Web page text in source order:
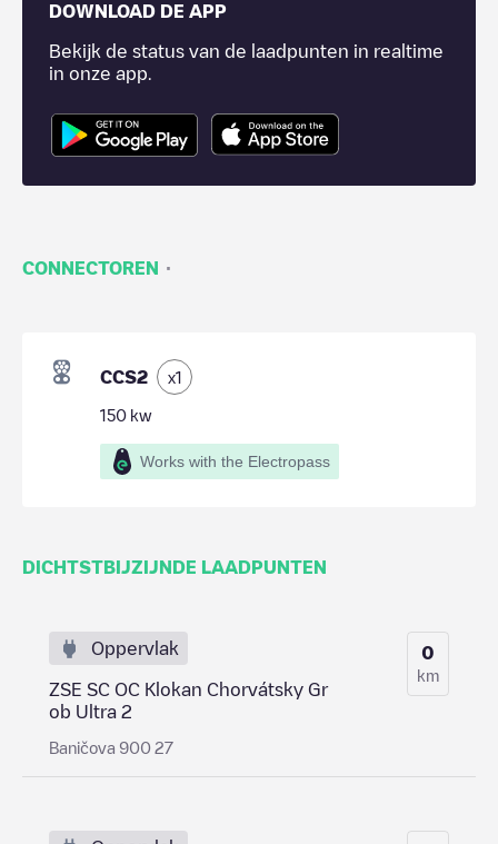
DOWNLOAD DE APP
Bekijk de status van de laadpunten in realtime
in onze app.
CONNECTOREN ·
CCS2 x1
150 kw
Works with the Electropass
DICHTSTBIJZIJNDE LAADPUNTEN
Oppervlak
ZSE SC OC Klokan Chorvátsky Gr
ob Ultra 2
Baničova 900 27
0
km